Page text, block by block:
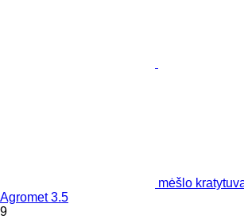
mėšlo
Agromet 3.5
9